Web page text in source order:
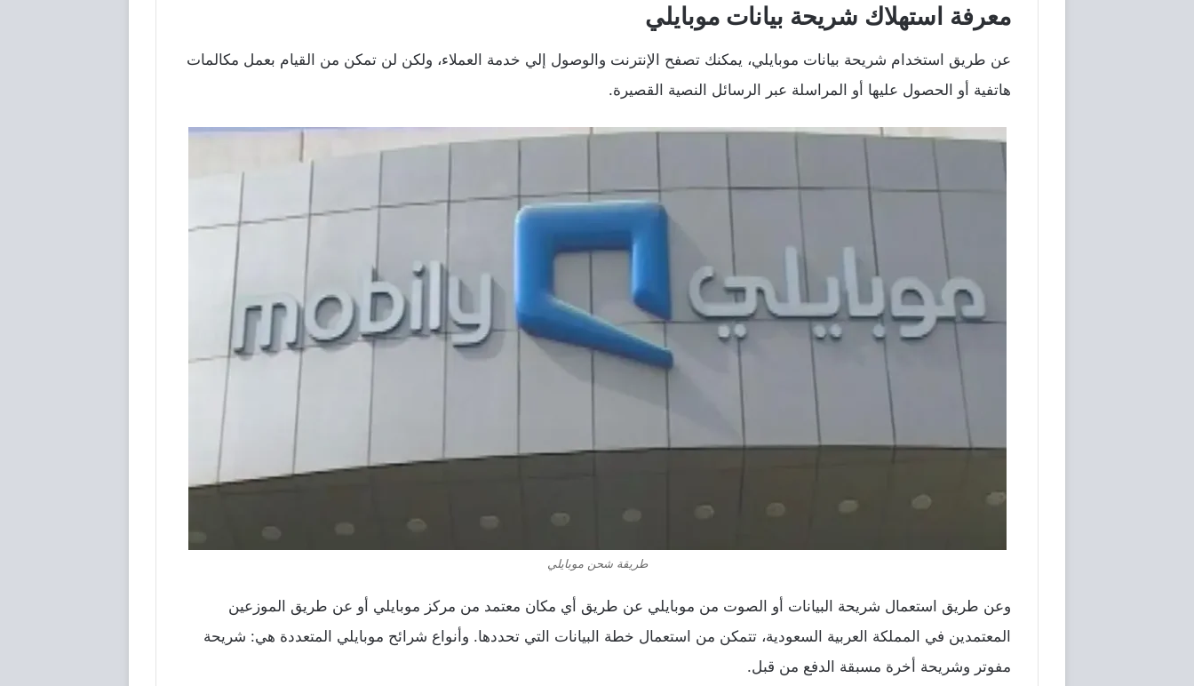
معرفة استهلاك شريحة بيانات موبايلي
عن طريق استخدام شريحة بيانات موبايلي، يمكنك تصفح الإنترنت والوصول إلي خدمة العملاء، ولكن لن تمكن من القيام بعمل مكالمات
هاتفية أو الحصول عليها أو المراسلة عبر الرسائل النصية القصيرة.
طريقة شحن موبايلي
وعن طريق استعمال شريحة البيانات أو الصوت من موبايلي عن طريق أي مكان معتمد من مركز موبايلي أو عن طريق الموزعين
المعتمدين في المملكة العربية السعودية، تتمكن من استعمال خطة البيانات التي تحددها. وأنواع شرائح موبايلي المتعددة هي: شريحة
مفوتر وشريحة أخرة مسبقة الدفع من قبل.